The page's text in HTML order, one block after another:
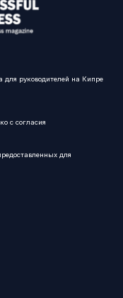
для руководителей на Кипре
с согласия
для